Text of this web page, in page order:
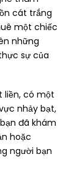
cát trắng
một chiếc
những
sự của
liền, có một
nhảy bạt,
đã khám
hoặc
người bạn